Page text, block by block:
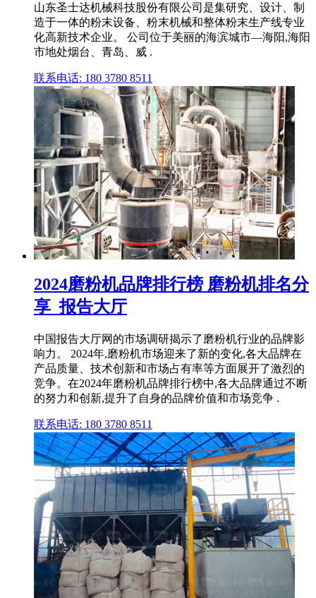
山东圣士达机械科技股份有限公司是集研究、设计、制
造于一体的粉末设备、粉末机械和整体粉末生产线专业
化高新技术企业。 公司位于美丽的海滨城市—海阳,海阳
市地处烟台、青岛、威 .
联系电话: 180 3780 8511
2024磨粉机品牌排行榜 磨粉机排名分
享_报告大厅
中国报告大厅网的市场调研揭示了磨粉机行业的品牌影
响力。 2024年,磨粉机市场迎来了新的变化,各大品牌在
产品质量、技术创新和市场占有率等方面展开了激烈的
竞争。在2024年磨粉机品牌排行榜中,各大品牌通过不断
的努力和创新,提升了自身的品牌价值和市场竞争 .
联系电话: 180 3780 8511